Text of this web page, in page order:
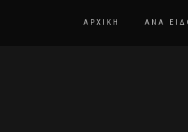
ΑΡΧΙΚΗ ΑΝΑ